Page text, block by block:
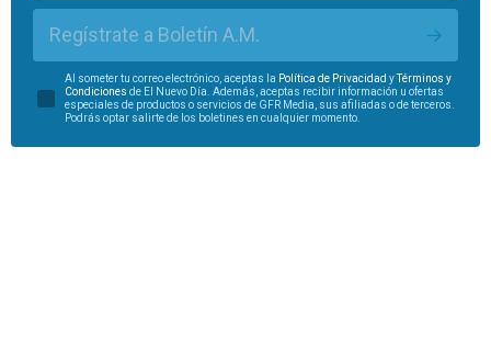
Regístrate a Boletín A.M.
Al someter tu correo electrónico, aceptas la Política de Privacidad yTérminos y
Condiciones de El Nuevo Día. Además, aceptas recibir información u ofertas
especiales de productos o servicios de GFR Media, sus afiliadas o de terceros.
Podrás optar salirte de los boletines en cualquier momento.